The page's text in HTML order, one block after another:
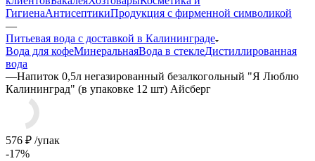
ГигиенаАнтисептикиПродукция с фирменной символикой
—
Питьевая вода с доставкой в Калининграде
Вода для кофеМинеральнаяВода в стеклеДистиллированная
вода
—Напиток 0,5л негазированный безалкогольный "Я Люблю
Калининград" (в упаковке 12 шт) Айсберг
576 ₽ /упак
-17%